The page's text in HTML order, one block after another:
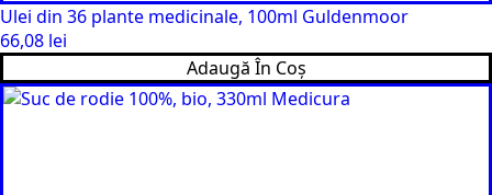
Ulei din 36 plante medicinale, 100ml Guldenmoor
66,08 lei
Adaugă În Coș